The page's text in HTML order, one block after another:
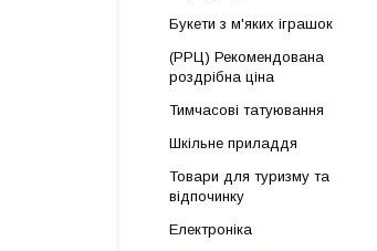
Букети з м'яких іграшок
(РРЦ) Рекомендована
роздрібна ціна
Тимчасові татуювання
Шкільне приладдя
Товари для туризму та
відпочинку
Електроніка